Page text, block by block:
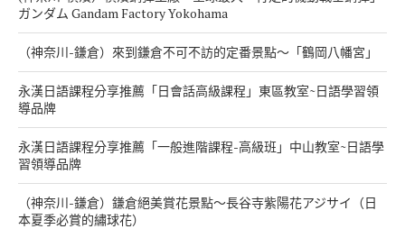
ガンダム Gandam Factory Yokohama
（神奈川-鎌倉）來到鎌倉不可不訪的定番景點～「鶴岡八幡宮」
永漢日語課程分享推薦「日會話高級課程」東區教室~日語學習領
導品牌
永漢日語課程分享推薦「一般進階課程-高級班」中山教室~日語學
習領導品牌
（神奈川-鎌倉）鎌倉絕美賞花景點～長谷寺紫陽花アジサイ（日
本夏季必賞的繡球花）